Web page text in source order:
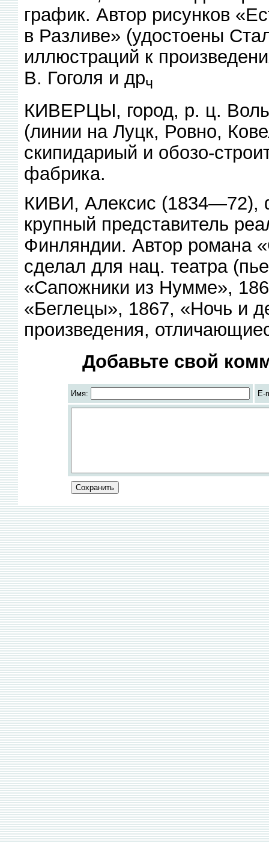
график. Автор рисунков
в Разливе» (удостоены
иллюстраций к
В. Гоголя и дрч
КИВЕРЦЫ, город, р. ц.
(линии на Луцк, Ровно,
скипидариый и обозо-
фабрика.
КИВИ, Алексис (1834—72),
крупный представитель
Финляндии. Автор романа
сделал для нац. театра
«Сапожники из Нумме»,
«Беглецы», 1867, «Ночь и
произведения,
Добавьте свой
Имя: E-